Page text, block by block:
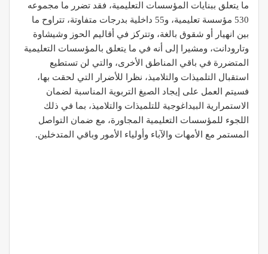
ما يتعلق ببنايات المؤسسات التعليمية، فقد تضرر ما مجموعه
530 مؤسسة تعليمية، و55 داخلية بدرجات متفاوتة، تتراوح ما
بين انهيار أو شقوق بالغة، وتتركز في أقاليم الحوز وشيشاوة
وتارودانت، ومشيرا إلى أنه في ما يتعلق بالمؤسسات التعليمية
المتضررة في باقي المناطق الأخرى، والتي لن تستطيع
استقبال التلميذات والتلاميذ، نظرا للأضرار التي لحقت بها،
فسيتم العمل على إيجاد الصيغ التربوية المناسبة لضمان
الاستمرارية البيداغوجية للتلميذات والتلاميذ، بما في ذلك
اللجوء للمؤسسات التعليمية المجاورة، مع ضمان التواصل
المستمر مع الأمهات والآباء وأولياء الأمور وباقي المتدخلين.